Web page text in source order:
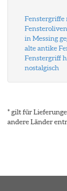
Fenstergriffe
in Messing
alte antike
Fenstergriff
nostalgisch
* gilt für
andere Länder